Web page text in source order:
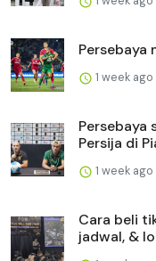
Persebaya
1 week ago
Persebaya
Persija di
1 week ago
Cara beli
jadwal, &